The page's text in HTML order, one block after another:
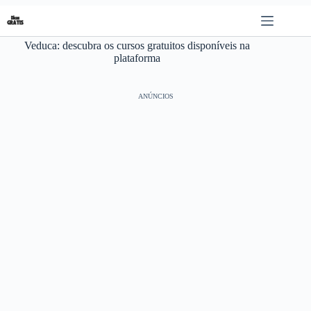
para
o
conteúdoVeduca: descubra os cursos gratuitos disponíveis na
plataforma
ANÚNCIOS